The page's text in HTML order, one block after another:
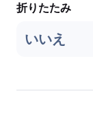
折りたたみ
いいえ